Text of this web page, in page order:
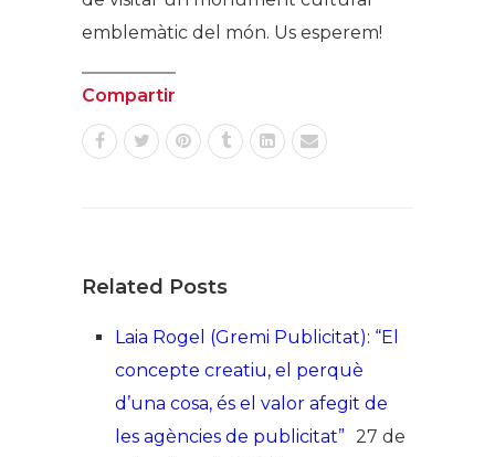
emblemàtic del món. Us esperem!
Compartir
Related Posts
Laia Rogel (Gremi Publicitat): “El
concepte creatiu, el perquè
d’una cosa, és el valor afegit de
les agències de publicitat” 27 de